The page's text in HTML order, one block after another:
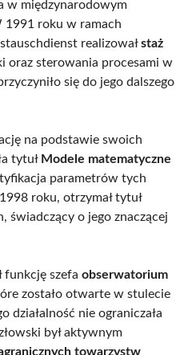
w międzynarodowym
1991 roku w ramach
realizowałstaż
oraz sterowania procesami w
się do jego dalszego
na podstawie swoich
tytuł Modele matematyczne
parametrów tych
roku, otrzymał tytuł
świadczący o jego znaczącej
funkcję szefa obserwatorium
zostało otwarte w stulecie
działalność nie ograniczała
był aktywnym
towarzystw